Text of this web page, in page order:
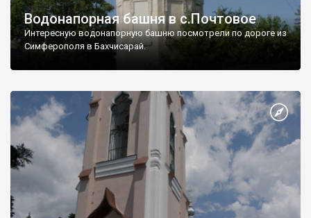
Водонапорная башня в с.Почтовое
Интересную водонапорную башню посмотрели по дороге из
Симферополя в Бахчисарай.